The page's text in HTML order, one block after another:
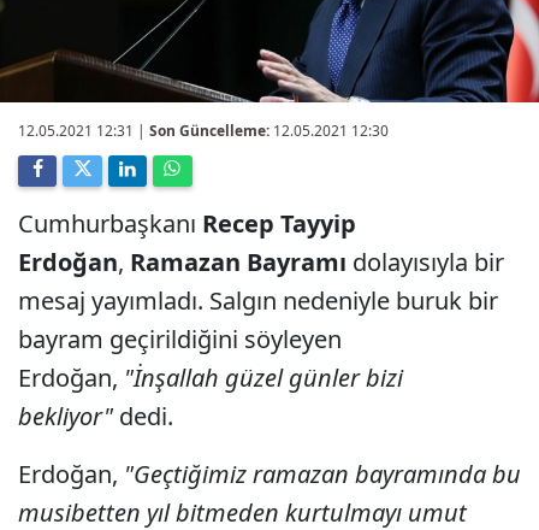
12.05.2021 12:31 | Son Güncelleme: 12.05.2021 12:30
Cumhurbaşkanı Recep Tayyip
Erdoğan, Ramazan Bayramı dolayısıyla bir
mesaj yayımladı. Salgın nedeniyle buruk bir
bayram geçirildiğini söyleyen
Erdoğan, "İnşallah güzel günler bizi
bekliyor" dedi.
Erdoğan, "Geçtiğimiz ramazan bayramında bu
musibetten yıl bitmeden kurtulmayı umut